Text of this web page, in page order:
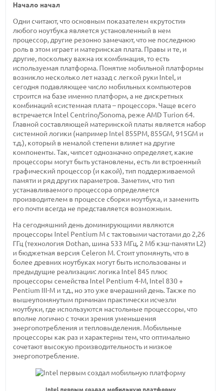
Начало начал
Одни считают, что основным показателем «крутости»
любого ноутбука является установленный в нем
процессор, другие резонно замечают, что не последнюю
роль в этом играет и материнская плата. Правы и те, и
другие, поскольку важна их комбинация, то есть
используемая платформа. Понятие мобильной платформы
возникло несколько лет назад с легкой руки Intel, и
сегодня подавляющее число мобильных компьютеров
строится на базе именно платформ, а не дискретных
комбинаций «системная плата – процессор». Чаще всего
встречается Intel Centrino/Sonoma, реже AMD Turion 64.
Главной составляющей материнской платы является набор
системной логики (например Intel 855PM, 855GM, 915GM и
т.д.), который в немалой степени влияет на другие
компоненты. Так, чипсет однозначно определяет, какие
процессоры могут быть установлены, есть ли встроенный
графический процессор (и какой), тип поддерживаемой
памяти и ряд других параметров. Заметим, что тип
устанавливаемого процессора определяется
производителем в процессе сборки ноутбука, и заменить
его почти всегда не представляется возможным.
На сегодняшний день доминирующими являются
процессоры Intel Pentium M с тактовыми частотами до 2,26
ГГц (технология Dothan, шина 533 МГц, 2 Мб кэш-памяти L2)
и бюджетная версия Celeron M. Стоит упомянуть, что в
более древних ноутбуках могут быть использованы и
предыдущие реализации: логика Intel 845 плюс
процессоры семейства Intel Pentium 4-M, Intel 830 +
Pentium III-M и т.д., но это уже вчерашний день. Также по
вышеупомянутым причинам практически исчезли
ноутбуки, где используются настольные процессоры, что
вполне логично с точки зрения уменьшения
энергопотребления и тепловыделения. Мобильные
процессоры как раз и характерны тем, что оптимально
сочетают высокую производительность и низкое
энергопотребление.
Intel первым создал мобильную платформу